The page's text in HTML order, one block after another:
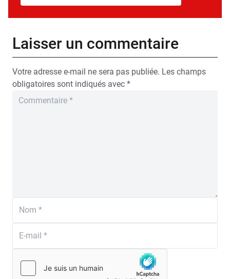
Laisser un commentaire
Votre adresse e-mail ne sera pas publiée. Les champs
obligatoires sont indiqués avec *